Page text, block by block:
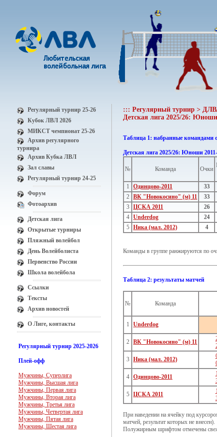
Регулярный турнир 25-26
Кубок ЛВЛ 2026
МИКСТ чемпионат 25-26
Архив регулярного
турнира
Архив Кубка ЛВЛ
Зал славы
Регулярный турнир 24-25
Форум
Фотоархив
Детская лига
Открытые турниры
Пляжный волейбол
День Волейболиста
Первенство России
Школа волейбола
Ссылки
Тексты
Архив новостей
О Лиге, контакты
Регулярный турнир 2025-2026
Плей-офф
Мужчины, Суперлига
Мужчины, Высшая лига
Мужчины, Первая лига
Мужчины, Вторая лига
Мужчины, Третья лига
Мужчины, Четвертая лига
Мужчины, Пятая лига
Мужчины, Шестая лига
::: Регулярный турнир >
Детская лига 2025/26:
Таблица 1: набранные командами
Детская лига 2025/26: Юноши
№ Команда Очки
1 Одинцово-2011
33
2
ВК "Новокосино" (м) 11
33
3
ЦСКА 2011
26
4
Underdog
24
5
Ника (мал. 2012) 4
Команды в группе ранжируются по
Таблица 2: результаты матчей
№ Команда
1 Underdog
2 ВК "Новокосино" (м) 11
3
Ника (мал. 2012)
4
Одинцово-2011
5
ЦСКА 2011
При наведении на ячейку под
матчей, результат которых не внесен).
Полужирным шрифтом отмечены